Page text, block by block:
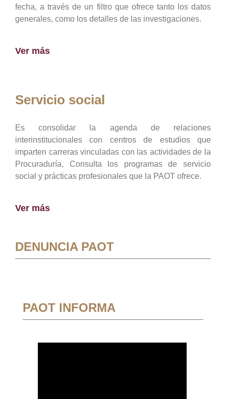
fecha, a través de un filtro que ofrece tanto los datos
generales, como los detalles de las investigaciones.
Ver más
Servicio social
Es consolidar la agenda de relaciones
interinstitucionales con centros de estudios que
imparten carreras vinculadas con las actividades de la
Procuraduría, Consulta los programas de servicio
social y prácticas profesionales que la PAOT ofrece.
Ver más
DENUNCIA PAOT
PAOT INFORMA